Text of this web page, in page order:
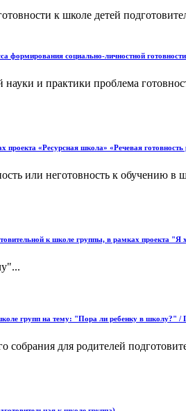
к школе детей
формирования социально-личностной
науки и практики проблема
«Ресурсная школа» «Речевая готовность
или неготовность к обучению в
к школе группы, в рамках проекта
групп на тему: "Пора ли ребенку в школу?"
собрания для родителей